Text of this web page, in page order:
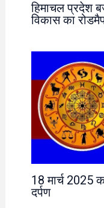
हिमाचल प्रदेश
विकास का
18 मार्च 2025
दर्पण